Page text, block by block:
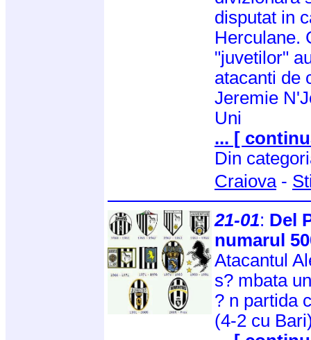
disputat in
Herculane.
"juvetilor"
atacanti de
Jeremie
Uni
... [
Din
Craiova-
21-01: Del
numarul
Atacantul
s? mbata
? n partida
(4-2 cu